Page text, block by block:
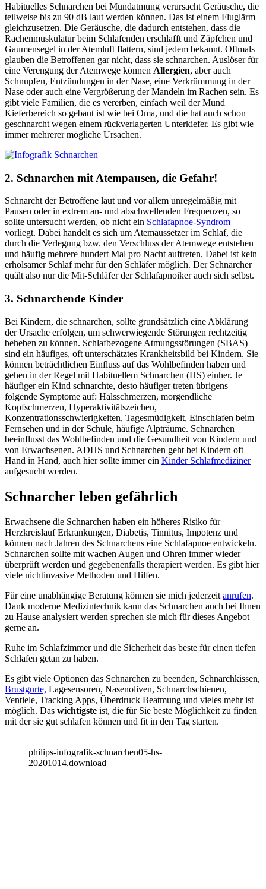
Habituelles Schnarchen bei Mundatmung verursacht Geräusche, die
teilweise bis zu 90 dB laut werden können. Das ist einem Fluglärm
gleichzusetzen. Die Geräusche, die dadurch entstehen, dass die
Rachenmuskulatur beim Schlafenden erschlafft und Zäpfchen und
Gaumensegel in der Atemluft flattern, sind jedem bekannt. Oftmals
glauben die Betroffenen gar nicht, dass sie schnarchen. Auslöser für
eine Verengung der Atemwege können Allergien, aber auch
Schnupfen, Entzündungen in der Nase, eine Verkrümmung in der
Nase oder auch eine Vergrößerung der Mandeln im Rachen sein. Es
gibt viele Familien, die es vererben, einfach weil der Mund
Kieferbereich so gebaut ist wie bei Oma, und die hat auch schon
geschnarcht wegen einem rückverlagerten Unterkiefer. Es gibt wie
immer mehrerer mögliche Ursachen.
2. Schnarchen mit Atempausen, die Gefahr!
Schnarcht der Betroffene laut und vor allem unregelmäßig mit
Pausen oder in extrem an- und abschwellenden Frequenzen, so
sollte untersucht werden, ob nicht ein Schlafapnoe-Syndrom
vorliegt. Dabei handelt es sich um Atemaussetzer im Schlaf, die
durch die Verlegung bzw. den Verschluss der Atemwege entstehen
und häufig mehrere hundert Mal pro Nacht auftreten. Dabei ist kein
erholsamer Schlaf mehr für den Schläfer möglich. Der Schnarcher
quält also nur die Mit-Schläfer der Schlafapnoiker auch sich selbst.
3. Schnarchende Kinder
Bei Kindern, die schnarchen, sollte grundsätzlich eine Abklärung
der Ursache erfolgen, um schwerwiegende Störungen rechtzeitig
beheben zu können. Schlafbezogene Atmungsstörungen (SBAS)
sind ein häufiges, oft unterschätztes Krankheitsbild bei Kindern. Sie
können beträchtlichen Einfluss auf das Wohlbefinden haben und
gehen in der Regel mit Habituellem Schnarchen (HS) einher. Je
häufiger ein Kind schnarchte, desto häufiger treten übrigens
folgende Symptome auf: Halsschmerzen, morgendliche
Kopfschmerzen, Hyperaktivitätszeichen,
Konzentrationsschwierigkeiten, Tagesmüdigkeit, Einschlafen beim
Fernsehen und in der Schule, häufige Alpträume. Schnarchen
beeinflusst das Wohlbefinden und die Gesundheit von Kindern und
von Erwachsenen. ADHS und Schnarchen geht bei Kindern oft
Hand in Hand, auch hier sollte immer ein Kinder Schlafmediziner
aufgesucht werden.
Schnarcher leben gefährlich
Erwachsene die Schnarchen haben ein höheres Risiko für
Herzkreislauf Erkrankungen, Diabetis, Tinnitus, Impotenz und
können nach Jahren des Schnarchens eine Schlafapnoe entwickeln.
Schnarchen sollte mit wachen Augen und Ohren immer wieder
überprüft werden und gegebenenfalls therapiert werden. Es gibt hier
viele nichtinvasive Methoden und Hilfen.
Für eine unabhängige Beratung können sie mich jederzeit anrufen.
Dank moderne Medizintechnik kann das Schnarchen auch bei Ihnen
zu Hause analysiert werden sprechen sie mich für dieses Angebot
gerne an.
Ruhe im Schlafzimmer und die Sicherheit das beste für einen tiefen
Schlafen getan zu haben.
Es gibt viele Optionen das Schnarchen zu beenden, Schnarchkissen,
Brustgurte, Lagesensoren, Nasenoliven, Schnarchschienen,
Ventiele, Tracking Apps, Überdruck Beatmung und vieles mehr ist
möglich. Das wichtigste ist, die für Sie beste Möglichkeit zu finden
mit der sie gut schlafen können und fit in den Tag starten.
philips-infografik-schnarchen05-hs-
20201014.download